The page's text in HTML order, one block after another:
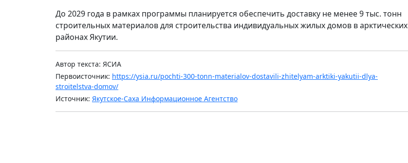
До 2029 года в рамках программы планируется обеспечить доставку не менее 9 тыс. тонн
строительных материалов для строительства индивидуальных жилых домов в арктических
районах Якутии.
Автор текста: ЯСИА
Первоисточник: https://ysia.ru/pochti-300-tonn-materialov-dostavili-zhitelyam-arktiki-yakutii-dlya-
stroitelstva-domov/
Источник: Якутское-Саха Информационное Агентство